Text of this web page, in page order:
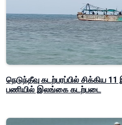
நெடுந்தீவு கடற்பரப்பில் சிக்கிய
பணியில் இலங்கை கடற்படை